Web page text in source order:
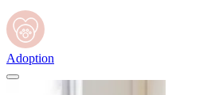
Adoption